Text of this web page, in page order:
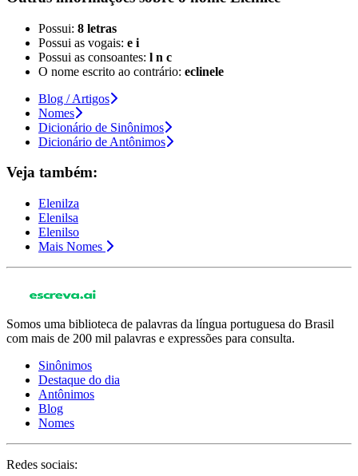
Possui: 8 letras
Possui as vogais: e i
Possui as consoantes: l n c
O nome escrito ao contrário: eclinele
Blog / Artigos
Nomes
Dicionário de Sinônimos
Dicionário de Antônimos
Veja também:
Elenilza
Elenilsa
Elenilso
Mais Nomes
Somos uma biblioteca de palavras da língua portuguesa do Brasil
com mais de 200 mil palavras e expressões para consulta.
Sinônimos
Destaque do dia
Antônimos
Blog
Nomes
Redes sociais: